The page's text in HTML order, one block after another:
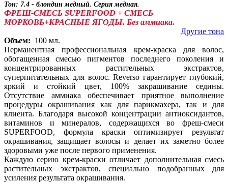
Тон: 7.4 - блондин медный. Серия медная.
ФРЕШ-СМЕСЬ SUPERFOOD + СМЕСЬ
МОРКОВЬ+КРАСНЫЕ ЯГОДЫ. Без аммиака.
Другие тона
Объем: 100 мл.
Перманентная профессиональная крем-краска для волос,
обогащенная смесью пигментов последнего поколения и
концентрированных растительных экстрактов,
суперпитательных для волос. Reverso гарантирует глубокий,
яркий и стойкий цвет, 100% закрашивание седины.
Отсутствие аммиака обеспечивает приятное выполнение
процедуры окрашивания как для парикмахера, так и для
клиента. Благодаря высокой концентрации антиоксидантов,
витаминов и минералов, содержащихся во фреш-смеси
SUPERFOOD, формула краски оптимизирует результат
окрашивания, защищает волосы и делает их заметно более
здоровыми уже после первого применения.
Каждую серию крем-краски отличает дополнительная смесь
растительных экстрактов, специально подобранных для
усиления результата окрашивания.